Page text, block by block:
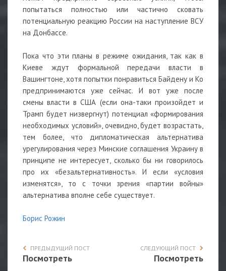
попытаться полностью или частично сковать
потенциальную реакцию России на наступление ВСУ
на Донбассе.
Пока что эти планы в режиме ожидания, так как в
Киеве ждут формальной передачи власти в
Вашингтоне, хотя попытки понравиться Байдену и Ко
предпринимаются уже сейчас. И вот уже после
смены власти в США (если она-таки произойдет и
Трамп будет низвергнут) потенциал «формирования
необходимых условий», очевидно, будет возрастать,
тем более, что дипломатическая альтернатива
урегулирования через Минские соглашения Украину в
принципе не интересует, сколько бы ни говорилось
про их «безальтернативность». И если «условия
изменятся», то с точки зрения «партии войны»
альтернатива вполне себе существует.
Борис Рожин
ПРЕДЫДУЩИЙ ПОСТ
Посмотреть
СЛЕДУЮЩИЙ ПОСТ
Посмотреть